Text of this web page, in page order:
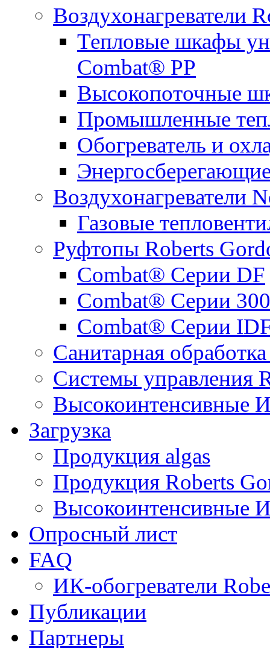
Воздухонагреватели
Тепловые шкафы
Combat® PP
Высокопоточные
Промышленные
Обогреватель и
Воздухонагреватели
Газовые
Руфтопы Roberts
Combat® Cерии DF
Combat® Cерии
Combat® Cерии
Санитарная
Системы управления
Высокоинтенсивные
Загрузка
Продукция algas
Продукция Roberts
Высокоинтенсивные
Опросный лист
FAQ
ИК-обогреватели
Публикации
Партнеры